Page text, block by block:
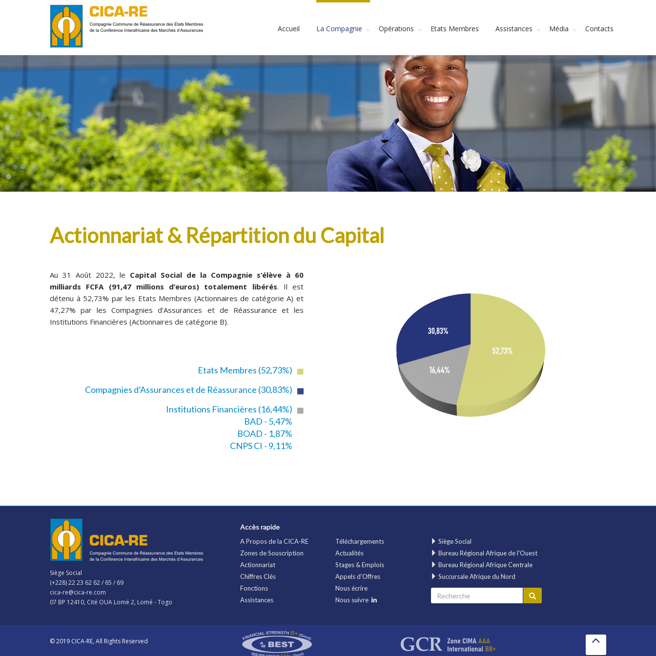
Accueil La Compagnie Opérations Etats Membres Assistances Média Contacts
Actionnariat & Répartition du Capital
Au 31 Août 2022, le Capital Social de la Compagnie s’élève à 60
milliards FCFA (91,47 millions d’euros) totalement libérés. Il est
détenu à 52,73% par les Etats Membres (Actionnaires de catégorie A) et
47,27% par les Compagnies d’Assurances et de Réassurance et les
Institutions Financières (Actionnaires de catégorie B).
Etats Membres (52,73%)
Compagnies d’Assurances et de Réassurance (30,83%)
Institutions Financières (16,44%)
BAD - 5,47%
BOAD - 1,87%
CNPS CI - 9,11%
Siège Social
(+228) 22 23 62 62 / 65 / 69
cica-re@cica-re.com
07 BP 12410, Cité OUA Lomé 2, Lomé - Togo
Accès rapide
A Propos de la CICA-RE
Zones de Souscription
Actionnariat
Chiffres Clés
Fonctions
Assistances
Téléchargements
Actualités
Stages & Emplois
Appels d'Offres
Nous écrire
Nous suivre
Siège Social
Bureau Régional Afrique de l'Ouest
Bureau Régional Afrique Centrale
Succursale Afrique du Nord
© 2019 CICA-RE, All Rights Reserved